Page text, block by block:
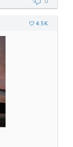
4.5K